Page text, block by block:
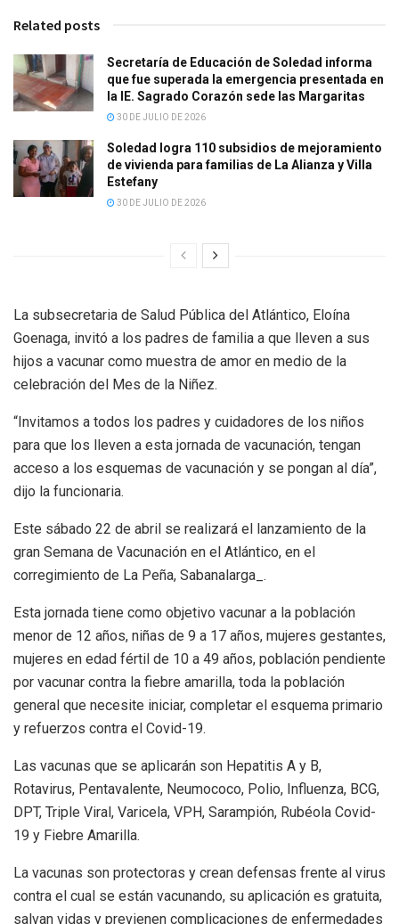
Related posts
Secretaría de Educación de Soledad informa
que fue superada la emergencia presentada en
la IE. Sagrado Corazón sede las Margaritas
30 DE JULIO DE 2026
Soledad logra 110 subsidios de mejoramiento
de vivienda para familias de La Alianza y Villa
Estefany
30 DE JULIO DE 2026
La subsecretaria de Salud Pública del Atlántico, Eloína
Goenaga, invitó a los padres de familia a que lleven a sus
hijos a vacunar como muestra de amor en medio de la
celebración del Mes de la Niñez.
“Invitamos a todos los padres y cuidadores de los niños
para que los lleven a esta jornada de vacunación, tengan
acceso a los esquemas de vacunación y se pongan al día”,
dijo la funcionaria.
Este sábado 22 de abril se realizará el lanzamiento de la
gran Semana de Vacunación en el Atlántico, en el
corregimiento de La Peña, Sabanalarga_.
Esta jornada tiene como objetivo vacunar a la población
menor de 12 años, niñas de 9 a 17 años, mujeres gestantes,
mujeres en edad fértil de 10 a 49 años, población pendiente
por vacunar contra la fiebre amarilla, toda la población
general que necesite iniciar, completar el esquema primario
y refuerzos contra el Covid-19.
Las vacunas que se aplicarán son Hepatitis A y B,
Rotavirus, Pentavalente, Neumococo, Polio, Influenza, BCG,
DPT, Triple Viral, Varicela, VPH, Sarampión, Rubéola Covid-
19 y Fiebre Amarilla.
La vacunas son protectoras y crean defensas frente al virus
contra el cual se están vacunando, su aplicación es gratuita,
salvan vidas y previenen complicaciones de enfermedades